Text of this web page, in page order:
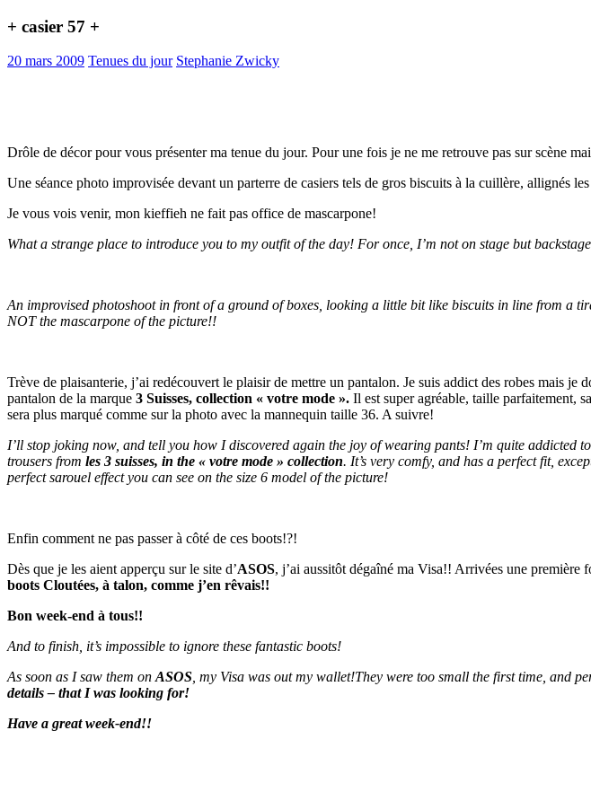
+ casier 57 +
20 mars 2009 Tenues du jour Stephanie Zwicky
Drôle de décor pour vous présenter ma tenue du jour. Pour une fois je ne me retrouve pas sur scène
Une séance photo improvisée devant un parterre de casiers tels de gros biscuits à la cuillère, allignés les
Je vous vois venir, mon kieffieh ne fait pas office de mascarpone!
What a strange place to introduce you to my outfit of the day! For once, I’m not on stage but
An improvised photoshoot in front of a ground of boxes, looking a little bit like biscuits in line from a
NOT the mascarpone of the picture!!
Trève de plaisanterie, j’ai redécouvert le plaisir de mettre un pantalon. Je suis addict des robes mais
pantalon de la marque 3 Suisses, collection « votre mode ». Il est super agréable, taille parfaitement,
sera plus marqué comme sur la photo avec la mannequin taille 36. A suivre!
I’ll stop joking now, and tell you how I discovered again the joy of wearing pants! I’m quite addicted
trousers from les 3 suisses, in the « votre mode » collection. It’s very comfy, and has a perfect fit,
perfect sarouel effect you can see on the size 6 model of the picture!
Enfin comment ne pas passer à côté de ces boots!?!
Dès que je les aient apperçu sur le site d’ASOS, j’ai aussitôt dégaîné ma Visa!! Arrivées une première
boots Cloutées, à talon, comme j’en rêvais!!
Bon week-end à tous!!
And to finish, it’s impossible to ignore these fantastic boots!
As soon as I saw them on ASOS , my Visa was out my wallet!They were too small the first time, and
details – that I was looking for!
Have a great week-end!!